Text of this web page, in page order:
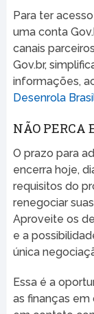
Para ter
uma conta
canais
Gov.br,
informações,
Desenrola
NÃO PERCA
O prazo para
encerra hoje,
requisitos do
renegociar
Aproveite os
e a
única
Essa é a
as finanças